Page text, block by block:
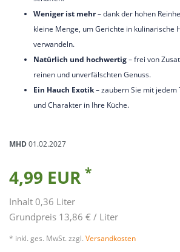
Weniger ist mehr– dank der hohen
kleine Menge, um Gerichte in kulinarische
verwandeln.
Natürlich und hochwertig– frei von
reinen und unverfälschten Genuss.
Ein Hauch Exotik– zaubern Sie mit jedem
und Charakter in Ihre Küche.
MHD01.02.2027
4,99 EUR *
Inhalt0,36 Liter
Grundpreis 13,86 € / Liter
* inkl. ges. MwSt. zzgl. Versandkosten